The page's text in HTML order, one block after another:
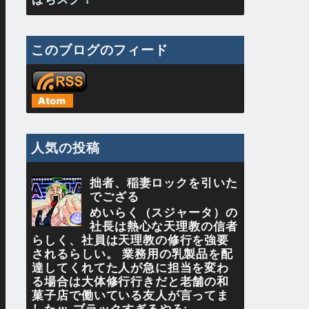
このブログのフィード
人気の投稿
拙者、稲妻ロックを引いた
でござる
めいらく（スジャータ）の
社長は熱心な天理教の信者
らしく、社員は天理教の修行を強要
されるらしい。 業務用の乳製品を配
達してくれてた人が急に担当を変わ
る場合は大体修行行きだと老舗の和
菓子店で働いている友人が言ってま